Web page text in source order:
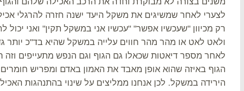
לצערי לאחר שמשיגים את משקל היעד ישנה חזרה להרגלי
רק מכיוון "שעכשיו אפשר" "עכשיו אני במשקל תקין" ואני יכול
ולאט לאט או מהר מהר חווים עלייה במשקל שהיא בד"כ
לאחר מספר דיאטות שכאלו גם הגוף וגם הנפש מתעייפים וזה
הגוף באיזה שהוא אופן מאבד את האמון באדם ומפריש
הירידה במשקל. לכן אנחנו ממליצים על שינוי בהתנהגות